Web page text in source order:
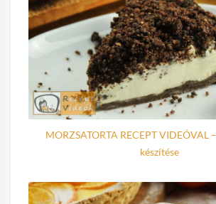
MORZSATORTA RECEPT VIDEÓVAL
készítése